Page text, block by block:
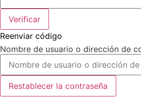
Verificar
Reenviar código
Nombre de usuario o dirección de
Restablecer la contraseña